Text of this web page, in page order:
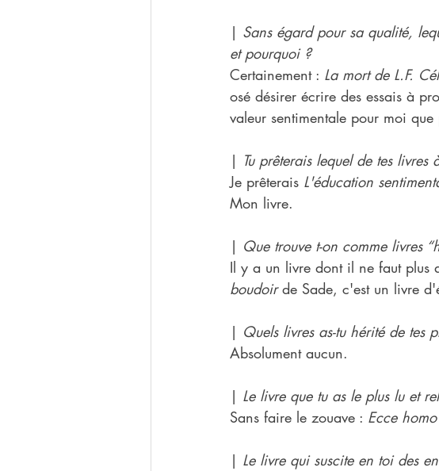
| Sans égard pour sa qualité,
et pourquoi ?
Certainement : La mort de L.F.
osé désirer écrire des essais à
valeur sentimentale pour moi
| Tu prêterais lequel de tes
Je prêterais L'éducation
Mon livre.
| Que trouve t-on comme livres
Il y a un livre dont il ne faut plus
boudoir de Sade, c'est un livre
| Quels livres as-tu hérité de tes
Absolument aucun.
| Le livre que tu as le plus lu et
Sans faire le zouave : Ecce homo
| Le livre qui suscite en toi des